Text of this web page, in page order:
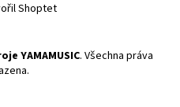
Shoptet
YAMAMUSIC. Všechna práva